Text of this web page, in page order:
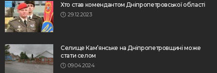
Хто став комендантом Дніпропетровської області
29.12.2023
Селище Кам’янське на Дніпропетровщині може
стати селом
09.04.2024